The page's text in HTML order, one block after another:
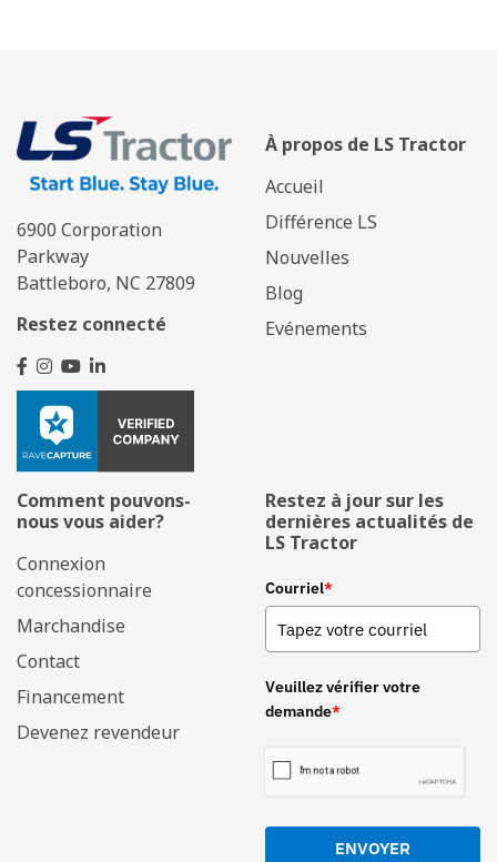
6900 Corporation
Parkway
Battleboro, NC 27809
Restez connecté
À propos de LS Tractor
Accueil
Différence LS
Nouvelles
Blog
Evénements
Comment pouvons-
nous vous aider?
Connexion
concessionnaire
Marchandise
Contact
Financement
Devenez revendeur
Restez à jour sur les
dernières actualités de
LS Tractor
Courriel*
Veuillez vérifier votre
demande*
ENVOYER